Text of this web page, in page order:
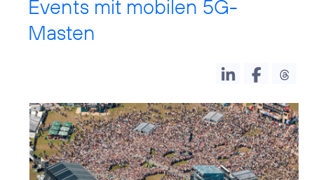
Events mit mobilen 5G-
Masten